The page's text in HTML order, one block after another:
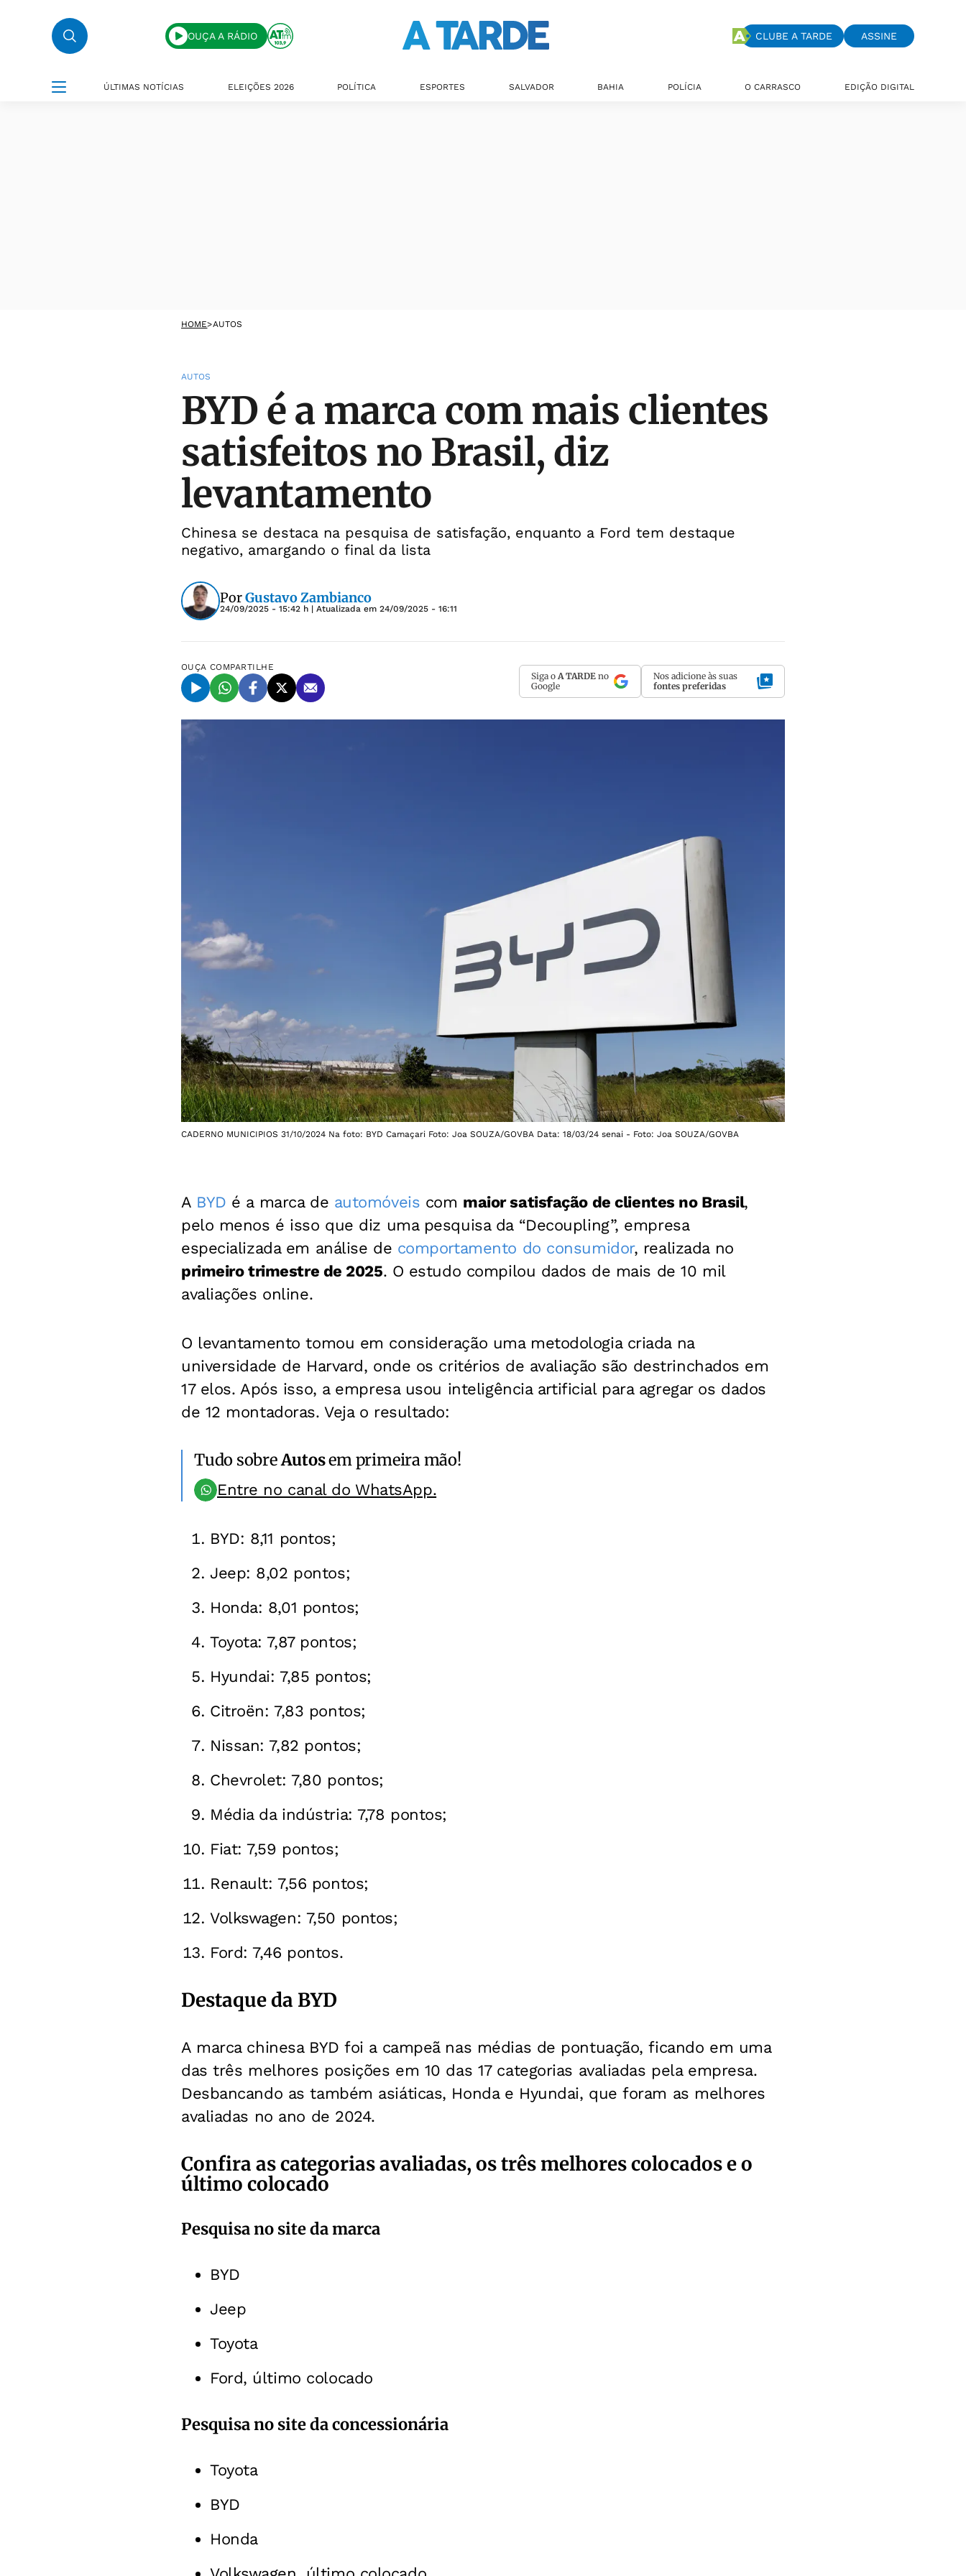
OUÇA A RÁDIO CLUBE A TARDE ASSINE
ÚLTIMAS NOTÍCIAS ELEIÇÕES 2026 POLÍTICA ESPORTES SALVADOR BAHIA POLÍCIA O CARRASCO EDIÇÃO DIGITAL
HOME>AUTOS
AUTOS
BYD é a marca com mais clientes
satisfeitos no Brasil, diz
levantamento
Chinesa se destaca na pesquisa de satisfação, enquanto a Ford tem destaque
negativo, amargando o final da lista
PorGustavo Zambianco
24/09/2025 - 15:42 h | Atualizada em 24/09/2025 - 16:11
OUÇA COMPARTILHE
Siga o A TARDE no
Google
Nos adicione às suas
fontes preferidas
CADERNO MUNICIPIOS 31/10/2024 Na foto: BYD Camaçari Foto: Joa SOUZA/GOVBA Data: 18/03/24 senai - Foto: Joa SOUZA/GOVBA
A BYD é a marca de automóveis com maior satisfação de clientes no Brasil,
pelo menos é isso que diz uma pesquisa da “Decoupling”, empresa
especializada em análise de comportamento do consumidor, realizada no
primeiro trimestre de 2025. O estudo compilou dados de mais de 10 mil
avaliações online.
O levantamento tomou em consideração uma metodologia criada na
universidade de Harvard, onde os critérios de avaliação são destrinchados em
17 elos. Após isso, a empresa usou inteligência artificial para agregar os dados
de 12 montadoras.Veja o resultado:
Tudo sobreAutosem primeira mão!
Entre no canal do WhatsApp.
BYD: 8,11 pontos;
Jeep: 8,02 pontos;
Honda: 8,01 pontos;
Toyota: 7,87 pontos;
Hyundai: 7,85 pontos;
Citroën: 7,83 pontos;
Nissan: 7,82 pontos;
Chevrolet: 7,80 pontos;
Média da indústria: 7,78 pontos;
Fiat: 7,59 pontos;
Renault: 7,56 pontos;
Volkswagen: 7,50 pontos;
Ford: 7,46 pontos.
Destaque da BYD
A marca chinesa BYD foi a campeã nas médias de pontuação, ficando em uma
das três melhores posições em 10 das 17 categorias avaliadas pela empresa.
Desbancando as também asiáticas, Honda e Hyundai, que foram as melhores
avaliadas no ano de 2024.
Confira as categorias avaliadas, os três melhores colocados e o
último colocado
Pesquisa no site da marca
BYD
Jeep
Toyota
Ford, último colocado
Pesquisa no site da concessionária
Toyota
BYD
Honda